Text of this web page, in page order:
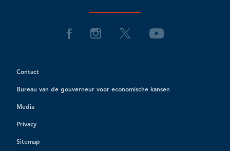
Contact
Bureau van de gouverneur voor economische kansen
Media
Privacy
Sitemap